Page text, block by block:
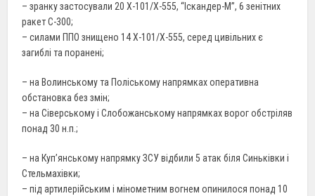
– зранку застосували 20 Х-101/Х-555, “Іскандер-М”, 6 зенітних
ракет С-300;
– силами ППО знищено 14 Х-101/Х-555, серед цивільних є
загиблі та поранені;
– на Волинському та Поліському напрямках оперативна
обстановка без змін;
– на Сіверському і Слобожанському напрямках ворог обстріляв
понад 30 н.п.;
– на Куп’янському напрямку ЗСУ відбили 5 атак біля Синьківки і
Стельмахівки;
– під артилерійським і мінометним вогнем опинилося понад 10